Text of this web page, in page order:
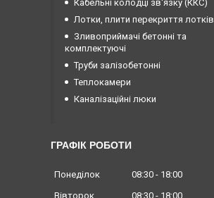
Кабельні колодці зв'язку (ККС)
Лотки, плити перекриття лотків
Зливоприймачі бетонні та
комплектуючі
Труби залізобетонні
Теплокамери
Каналізаційні люки
ГРАФІК РОБОТИ
Понеділок 08:30
18:00
Вівторок
08:30 18:00